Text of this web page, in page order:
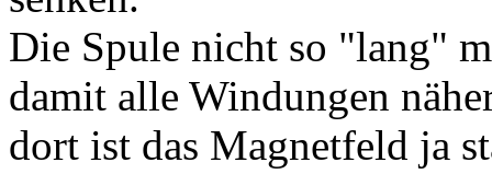
Die Spule nicht so "lang"
damit alle Windungen
dort ist das Magnetfeld ja